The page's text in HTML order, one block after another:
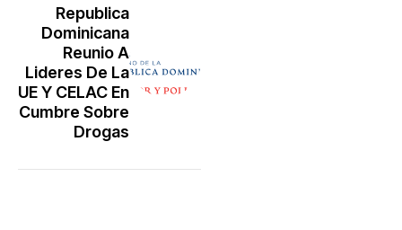
Republica
Dominicana
Reunio A
Lideres De La
UE Y CELAC En
Cumbre Sobre
Drogas